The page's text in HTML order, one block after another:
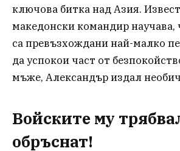
ключова битка над Азия.
македонски командир научава,
са превъзхождани най-малко
да успокои част от
мъже, Александър издал
Войските му
обръснат!